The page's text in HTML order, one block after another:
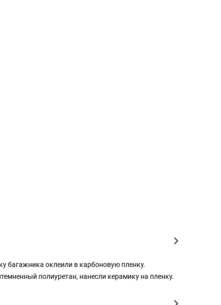
багажника оклеили в карбоновую пленку.
полиуретан, нанесли керамику на пленку.